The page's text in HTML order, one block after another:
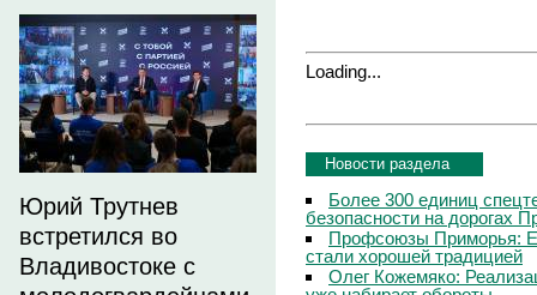
Юрий Трутнев
встретился во
Владивостоке с
Loading...
Новости раздела
Более 300 единиц
безопасности на дорогах
Профсоюзы Приморья:
стали хорошей традицией
Олег Кожемяко: